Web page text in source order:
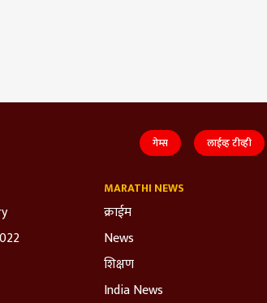
गेम्स लाईव्ह टीव्ही
MARATHI NEWS
क्राईम
News
शिक्षण
India News